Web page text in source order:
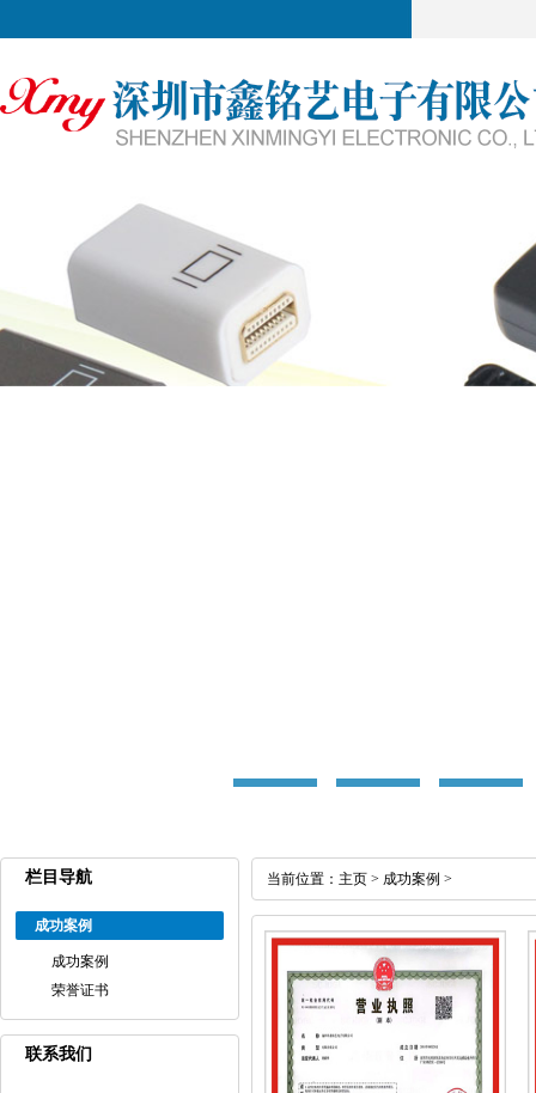
栏目导航
成功案例
成功案例
荣誉证书
联系我们
当前位置： 主页 > 成功案例 >